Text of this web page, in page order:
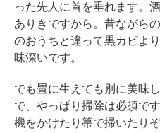
った先人に首を垂れます。
ありきですから。昔ながら
のおうちと違って黒カビよ
味深いです。
でも畳に生えても別に美味
で、やっぱり掃除は必須で
機をかけたり箒で掃いたり